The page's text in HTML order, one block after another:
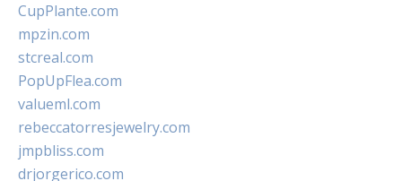
CupPlante.com
mpzin.com
stcreal.com
PopUpFlea.com
valueml.com
rebeccatorresjewelry.com
jmpbliss.com
drjorgerico.com